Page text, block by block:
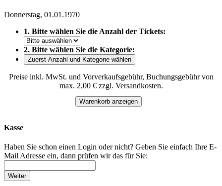
Donnerstag, 01.01.1970
1. Bitte wählen Sie die Anzahl der Tickets:
2. Bitte wählen Sie die Kategorie:
Zuerst Anzahl und Kategorie wählen
Preise inkl. MwSt. und Vorverkaufsgebühr, Buchungsgebühr von
max. 2,00 € zzgl. Versandkosten.
Warenkorb anzeigen
Kasse
Haben Sie schon einen Login oder nicht? Geben Sie einfach Ihre E-
Mail Adresse ein, dann prüfen wir das für Sie:
Weiter